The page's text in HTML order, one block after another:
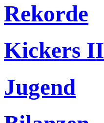
Rekorde
Kickers II
Jugend